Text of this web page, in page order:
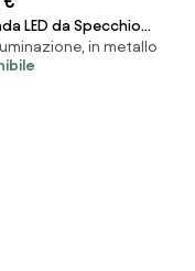
LED da Specchio
Cromata IP44 Tripla
Colore Bianco
in metallo